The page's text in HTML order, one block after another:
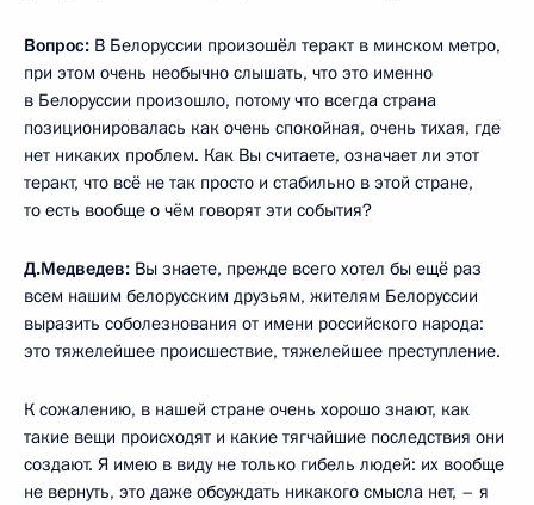
Вопрос: В Белоруссии произошёл теракт в минском метро,
при этом очень необычно слышать, что это именно
в Белоруссии произошло, потому что всегда страна
позиционировалась как очень спокойная, очень тихая, где
нет никаких проблем. Как Вы считаете, означает ли этот
теракт, что всё не так просто и стабильно в этой стране,
то есть вообще о чём говорят эти события?
Д.Медведев: Вы знаете, прежде всего хотел бы ещё раз
всем нашим белорусским друзьям, жителям Белоруссии
выразить соболезнования от имени российского народа:
это тяжелейшее происшествие, тяжелейшее преступление.
К сожалению, в нашей стране очень хорошо знают, как
такие вещи происходят и какие тягчайшие последствия они
создают. Я имею в виду не только гибель людей: их вообще
не вернуть, это даже обсуждать никакого смысла нет, – я